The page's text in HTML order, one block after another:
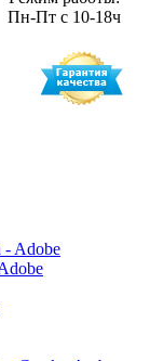
Пн-Пт с 10-18ч